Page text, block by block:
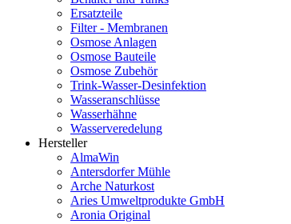
Ersatzteile
Filter - Membranen
Osmose Anlagen
Osmose Bauteile
Osmose Zubehör
Trink-Wasser-Desinfektion
Wasseranschlüsse
Wasserhähne
Wasserveredelung
Hersteller
AlmaWin
Antersdorfer Mühle
Arche Naturkost
Aries Umweltprodukte GmbH
Aronia Original